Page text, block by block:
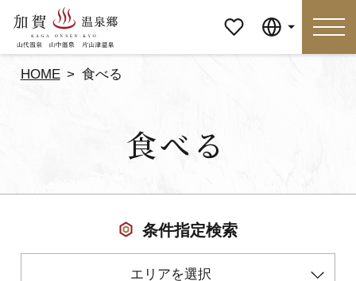
ージ
HOME 食べる
食べる
条件指定検索
エリアを選択